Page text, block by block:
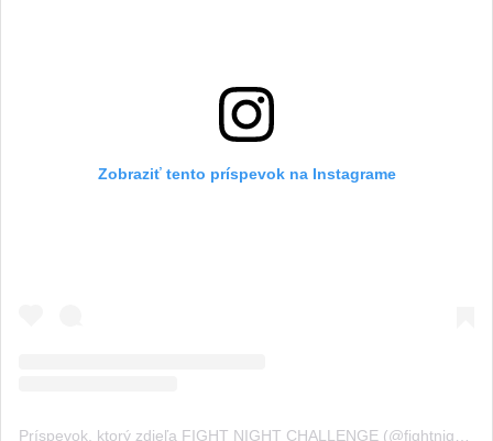
Zobraziť tento príspevok na Instagrame